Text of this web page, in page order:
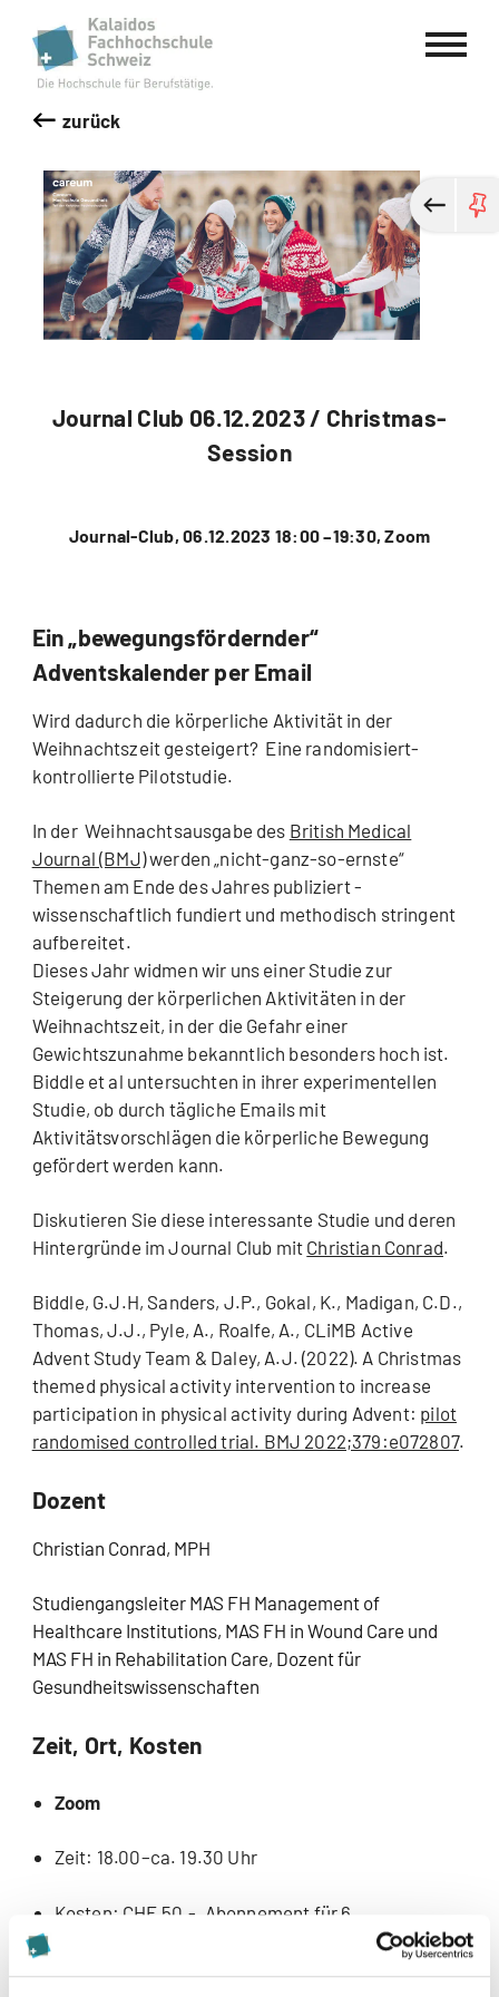
Kalaidos Fachhochschule Schweiz
zurück
Journal Club 06.12.2023 / Christmas-
Session
Journal-Club, 06.12.2023 18:00 –19:30, Zoom
Ein „bewegungsfördernder“
Adventskalender per Email
Wird dadurch die körperliche Aktivität in der
Weihnachtszeit gesteigert? Eine randomisiert-
kontrollierte Pilotstudie.
In der Weihnachtsausgabe des British Medical
Journal (BMJ)werden „nicht-ganz-so-ernste“
Themen am Ende des Jahres publiziert -
wissenschaftlich fundiert und methodisch stringent
aufbereitet.
Dieses Jahr widmen wir uns einer Studie zur
Steigerung der körperlichen Aktivitäten in der
Weihnachtszeit, in der die Gefahr einer
Gewichtszunahme bekanntlich besonders hoch ist.
Biddle et al untersuchten in ihrer experimentellen
Studie, ob durch tägliche Emails mit
Aktivitätsvorschlägen die körperliche Bewegung
gefördert werden kann.
Diskutieren Sie diese interessante Studie und deren
Hintergründe im Journal Club mit Christian Conrad.
Biddle, G.J.H, Sanders, J.P., Gokal, K., Madigan, C.D.,
Thomas, J.J., Pyle, A., Roalfe, A., CLiMB Active
Advent Study Team & Daley, A.J. (2022). A Christmas
themed physical activity intervention to increase
participation in physical activity during Advent: pilot
randomised controlled trial. BMJ 2022;379:e072807.
Dozent
Christian Conrad, MPH
Studiengangsleiter MAS FH Management of
Healthcare Institutions, MAS FH in Wound Care und
MAS FH in Rehabilitation Care, Dozent für
Gesundheitswissenschaften
Zeit, Ort, Kosten
Zoom
Zeit: 18.00–ca. 19.30 Uhr
Kosten: CHF 50.-, Abonnement für 6